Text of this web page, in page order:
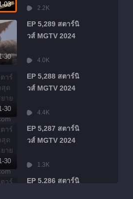
03 2.2K
30
EP 5,289 สตาร์นิ
วส์ MGTV 2024
4.0K
30
EP 5,288 สตาร์นิ
วส์ MGTV 2024
4.4K
30
EP 5,287 สตาร์นิ
วส์ MGTV 2024
1.3K
EP 5,286 สตาร์นิ